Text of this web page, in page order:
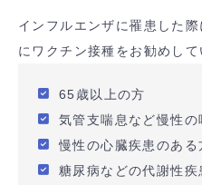
インフルエンザに罹患した
にワクチン接種をお勧めして
65歳以上の方
気管支喘息など慢性
慢性の心臓疾患のある
糖尿病などの代謝性疾